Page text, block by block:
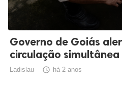
Governo de Goiás
circulação simultânea
Ladislau  há 2 anos